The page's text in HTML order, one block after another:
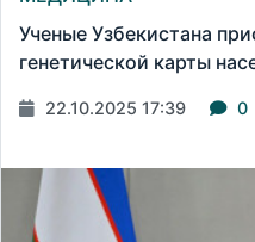
Ученые Узбекистана
генетической карты
22.10.2025 17:39 0